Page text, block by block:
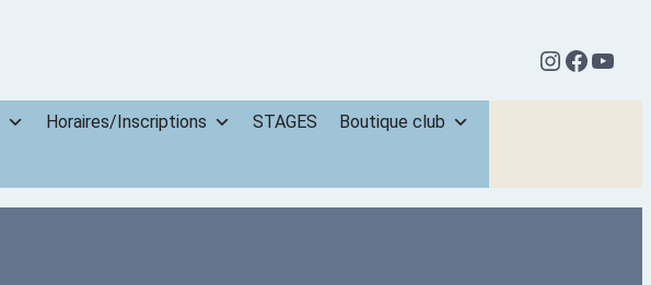
Horaires/Inscriptions STAGES Boutique club